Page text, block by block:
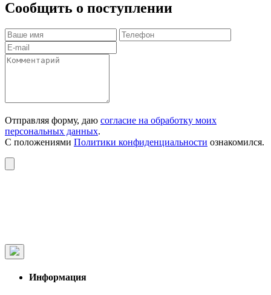
Сообщить о поступлении
Отправляя форму, даю согласие на обработку моих
персональных данных.
С положениями Политики конфиденциальности ознакомился.
Информация